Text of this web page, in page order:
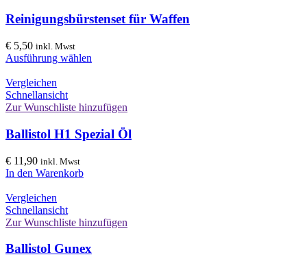
Reinigungsbürstenset für Waffen
€ 5,50 inkl. Mwst
Ausführung wählen
Vergleichen
Schnellansicht
Zur Wunschliste hinzufügen
Ballistol H1 Spezial Öl
€ 11,90 inkl. Mwst
In den Warenkorb
Vergleichen
Schnellansicht
Zur Wunschliste hinzufügen
Ballistol Gunex